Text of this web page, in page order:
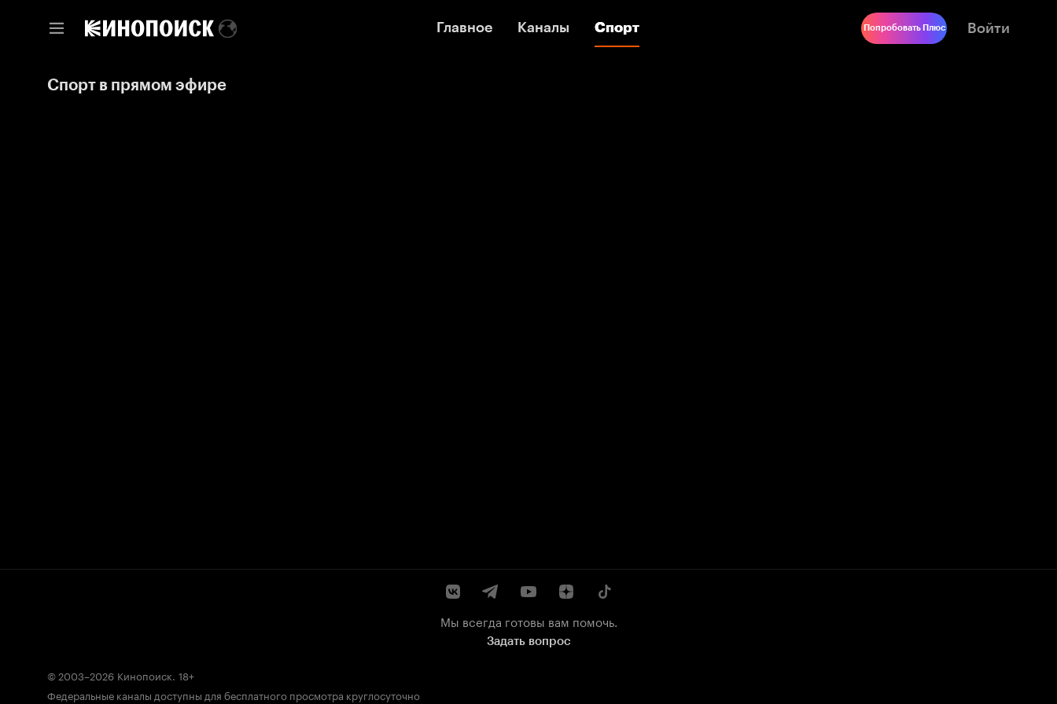
Главное Каналы Спорт
Главное Каналы Спорт Попробовать Плюс Войти
Спорт в прямом эфире
Мы всегда готовы вам помочь.
Задать вопрос
© 2003–2026 Кинопоиск. 18+
Федеральные каналы доступны для бесплатного просмотра круглосуточно